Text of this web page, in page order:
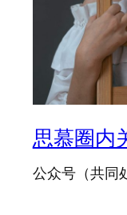
思慕圈内
公众号（共同